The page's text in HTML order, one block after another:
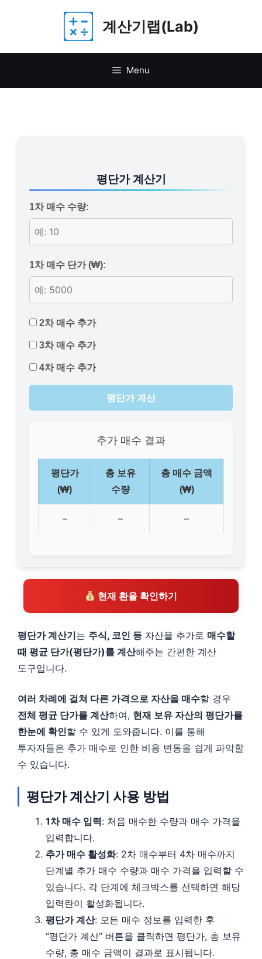
계산기랩(Lab)
Menu
평단가 계산기
1차 매수 수량:
1차 매수 단가 (₩):
2차 매수 추가
3차 매수 추가
4차 매수 추가
평단가 계산
추가 매수 결과
평단가
(₩)
총 보유
수량
총 매수 금액
(₩)
– – –
현재 환율 확인하기
평단가 계산기는 주식, 코인 등 자산을 추가로 매수할
때 평균 단가(평단가)를 계산해주는 간편한 계산
도구입니다.
여러 차례에 걸쳐 다른 가격으로 자산을 매수할 경우
전체 평균 단가를 계산하여, 현재 보유 자산의 평단가를
한눈에 확인할 수 있게 도와줍니다. 이를 통해
투자자들은 추가 매수로 인한 비용 변동을 쉽게 파악할
수 있습니다.
평단가 계산기 사용 방법
1차 매수 입력: 처음 매수한 수량과 매수 가격을
입력합니다.
추가 매수 활성화: 2차 매수부터 4차 매수까지
단계별 추가 매수 수량과 매수 가격을 입력할 수
있습니다. 각 단계에 체크박스를 선택하면 해당
입력란이 활성화됩니다.
평단가 계산: 모든 매수 정보를 입력한 후
“평단가 계산” 버튼을 클릭하면 평단가, 총 보유
수량, 총 매수 금액이 결과로 표시됩니다.